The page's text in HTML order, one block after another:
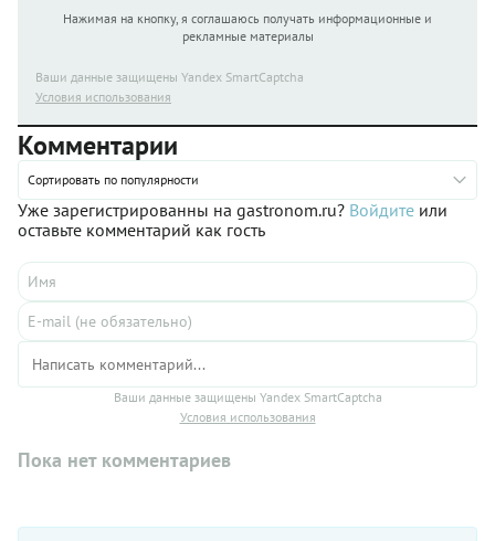
Нажимая на кнопку, я соглашаюсь получать информационные и
рекламные материалы
Ваши данные защищены Yandex SmartCaptcha
Условия использования
Комментарии
Сортировать по популярности
Уже зарегистрированны на gastronom.ru? Войдите или
оставьте комментарий как гость
Ваши данные защищены Yandex SmartCaptcha
Условия использования
Пока нет комментариев